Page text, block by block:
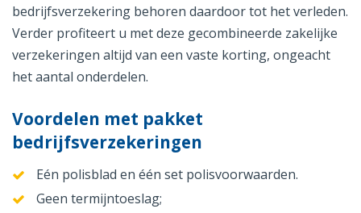
bedrijfsverzekering behoren daardoor tot het verleden.
Verder profiteert u met deze gecombineerde zakelijke
verzekeringen altijd van een vaste korting, ongeacht
het aantal onderdelen.
Voordelen met pakket
bedrijfsverzekeringen
Eén polisblad en één set polisvoorwaarden.
Geen termijntoeslag;